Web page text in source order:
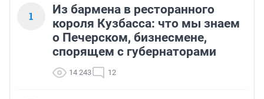
1
Из бармена в ресторанного
короля Кузбасса: что мы знаем
о Печерском, бизнесмене,
спорящем с губернаторами
14 243 12